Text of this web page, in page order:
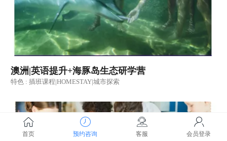
澳洲|英语提升+海豚岛生态研学营
特色 : 插班课程|HOMESTAY|城市探索
首页 预约咨询 客服 会员登录